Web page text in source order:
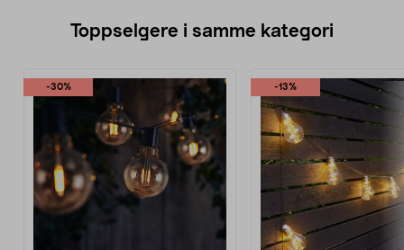
Toppselgere i samme kategori
-30% -13%